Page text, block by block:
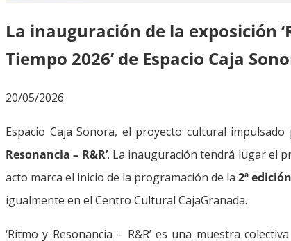
La inauguración de la exposición
Tiempo 2026’ de Espacio Caja
20/05/2026
Espacio Caja Sonora, el proyecto cultural
Resonancia – R&R’. La inauguración tendrá lugar el
acto marca el inicio de la programación de la2ª
igualmente en el Centro Cultural CajaGranada.
‘Ritmo y Resonancia – R&R’ es una muestra